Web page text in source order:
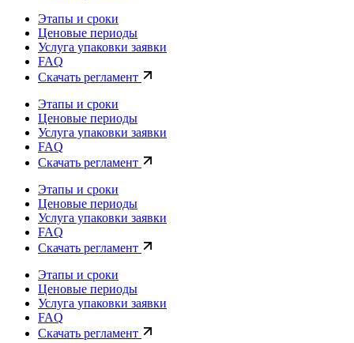
Этапы и сроки
Ценовые периоды
Услуга упаковки заявки
FAQ
Скачать регламент
Этапы и сроки
Ценовые периоды
Услуга упаковки заявки
FAQ
Скачать регламент
Этапы и сроки
Ценовые периоды
Услуга упаковки заявки
FAQ
Скачать регламент
Этапы и сроки
Ценовые периоды
Услуга упаковки заявки
FAQ
Скачать регламент